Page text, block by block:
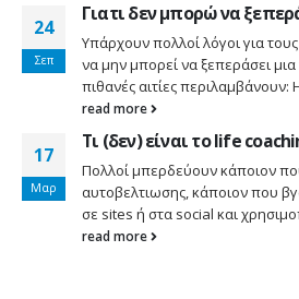
24
Σεπ
Γιατι δεν μπορώ να
Υπάρχουν πολλοί λόγοι για
να μην μπορεί να ξεπεράσει
πιθανές αιτίες περιλαμβάνουν:
read more
17
Μαρ
Τι (δεν) είναι το life
Πολλοί μπερδεύουν κάποιον
αυτοβελτιωσης, κάποιον που
σε sites ή στα social και
read more